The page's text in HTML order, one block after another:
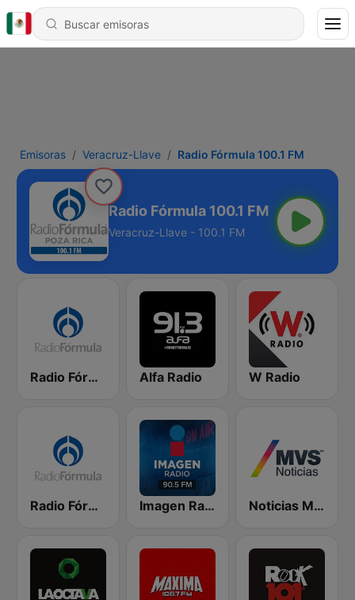
Emisoras Veracruz-Llave Radio Fórmula 100.1 FM
Radio Fórmula 100.1 FM
Veracruz-Llave - 100.1 FM
Radio Fórmula 103.3 FM Alfa Radio W Radio
Radio Fórmula 104.1 FM Imagen Radio 90.5 FM Noticias MVS